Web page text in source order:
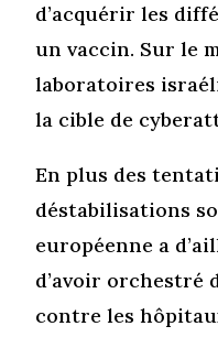
d’acquérir les
un vaccin. Sur le
laboratoires
la cible de
En plus des
déstabilisations
européenne a
d’avoir orchestré
contre les